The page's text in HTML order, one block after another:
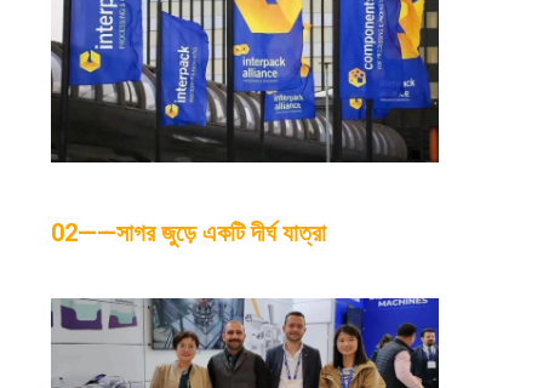
02——সাগর জুড়ে একটি দীর্ঘ যাত্রা